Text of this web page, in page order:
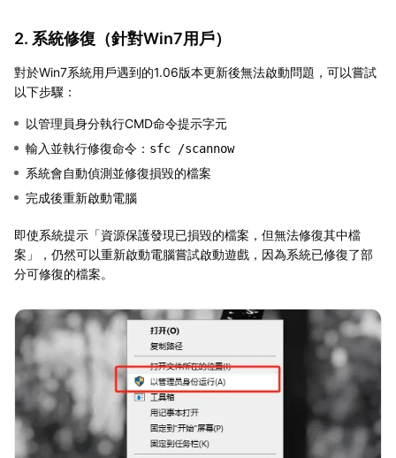
2. 系統修復（針對Win7用戶）
對於Win7系統用戶遇到的1.06版本更新後無法啟動問題，可以嘗試
以下步驟：
以管理員身分執行CMD命令提示字元
輸入並執行修復命令： sfc /scannow
系統會自動偵測並修復損毀的檔案
完成後重新啟動電腦
即使系統提示「資源保護發現已損毀的檔案，但無法修復其中檔
案」，仍然可以重新啟動電腦嘗試啟動遊戲，因為系統已修復了部
分可修復的檔案。